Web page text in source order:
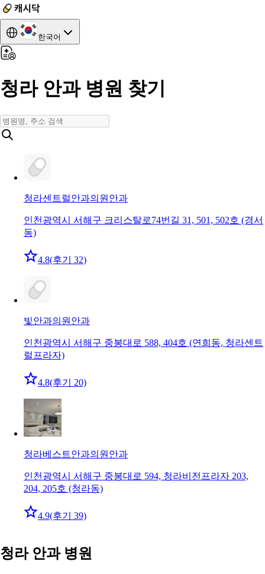
한국어
청라 안과 병원 찾기
청라센트럴안과의원 안과
인천광역시 서해구 크리스탈로74번길 31, 501, 502호 (경서
동)
4.8(후기 32)
빛안과의원 안과
인천광역시 서해구 중봉대로 588, 404호 (연희동, 청라센트
럴프라자)
4.8(후기 20)
청라베스트안과의원 안과
인천광역시 서해구 중봉대로 594, 청라비전프라자 203,
204, 205호 (청라동)
4.9(후기 39)
청라 안과 병원